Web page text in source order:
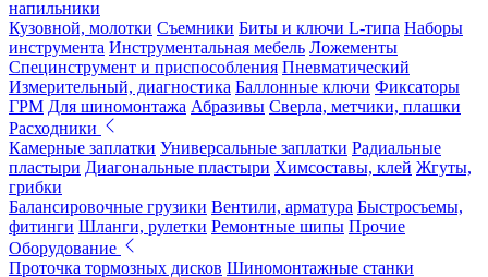
напильники
Кузовной, молотки Съемники Биты и ключи L-типа Наборы
инструмента Инструментальная мебель Ложементы
Специнструмент и приспособления Пневматический
Измерительный, диагностика Баллонные ключи Фиксаторы
ГРМ Для шиномонтажа Абразивы Сверла, метчики, плашки
Расходники
Камерные заплатки Универсальные заплатки Радиальные
пластыри Диагональные пластыри Химсоставы, клей Жгуты,
грибки
Балансировочные грузики Вентили, арматура Быстросъемы,
фитинги Шланги, рулетки Ремонтные шипы Прочие
Оборудование
Проточка тормозных дисков Шиномонтажные станки